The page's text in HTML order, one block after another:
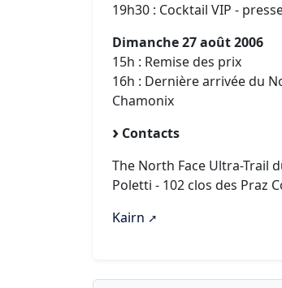
19h30 : Cocktail VIP -
Dimanche 27 août 2006
15h : Remise des prix
16h : Dernière arrivée du
Chamonix
Contacts
The North Face Ultra-Trail
Poletti - 102 clos des Praz
Kairn